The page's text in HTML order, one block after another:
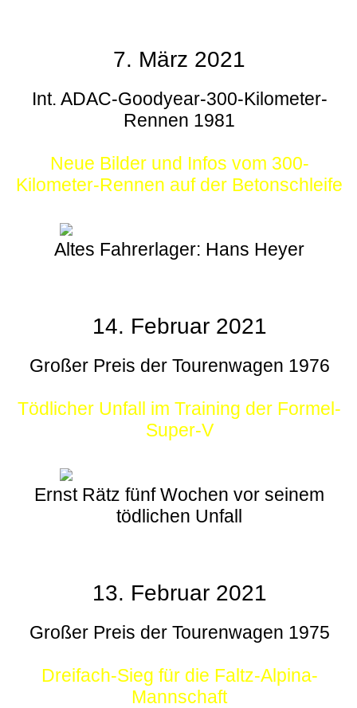
7. März 2021
Int. ADAC-Goodyear-300-Kilometer-
Rennen 1981
Neue Bilder und Infos vom 300-
Kilometer-Rennen auf der Betonschleife
Altes Fahrerlager: Hans Heyer
14. Februar 2021
Großer Preis der Tourenwagen 1976
Tödlicher Unfall im Training der Formel-
Super-V
Ernst Rätz fünf Wochen vor seinem
tödlichen Unfall
13. Februar 2021
Großer Preis der Tourenwagen 1975
Dreifach-Sieg für die Faltz-Alpina-
Mannschaft